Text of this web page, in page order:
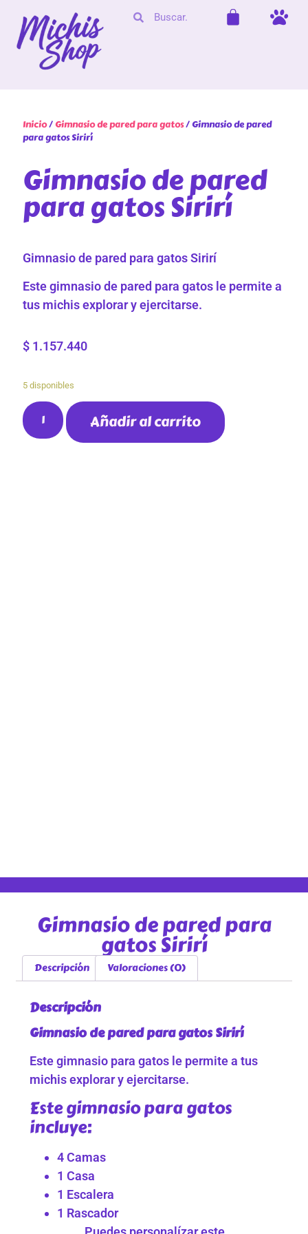
Inicio/Gimnasio de pared para gatos/ Gimnasio de pared
para gatos Sirirí
Gimnasio de pared
para gatos Sirirí
Gimnasio de pared para gatos Sirirí
Este gimnasio de pared para gatos le permite a
tus michis explorar y ejercitarse.
$ 1.157.440
5 disponibles
Añadir al carrito
Gimnasio de pared para
gatos Sirirí
Descripción Valoraciones (0)
Descripción
Gimnasio de pared para gatos Sirirí
Este gimnasio para gatos le permite a tus
michis explorar y ejercitarse.
Este gimnasio para gatos
incluye:
4 Camas
1 Casa
1 Escalera
1 Rascador